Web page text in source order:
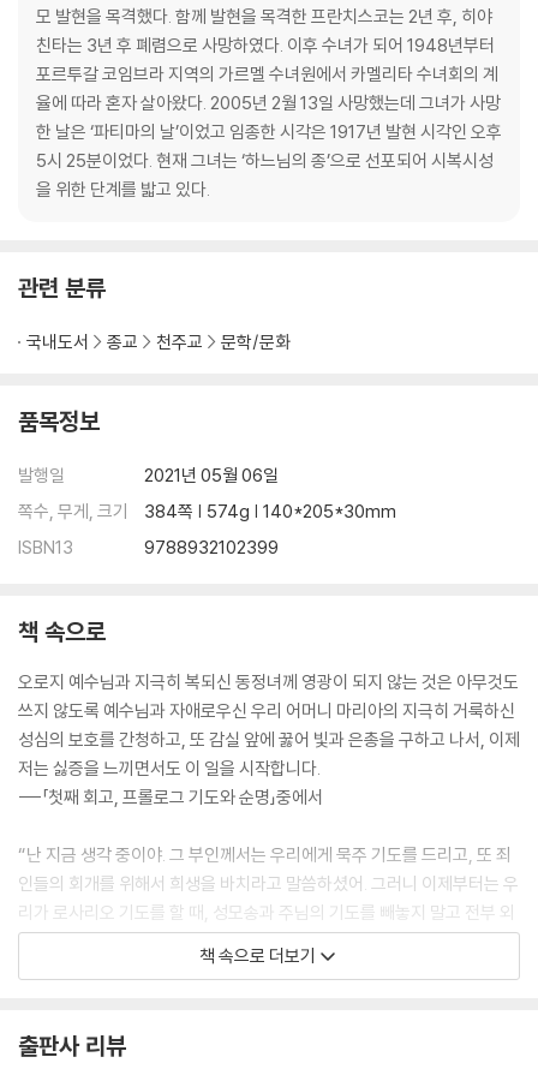
가족들의 반대 61
교황에 대한 사랑 64
오우렘 감옥에서 67
감옥 안에서의 묵주 기도 69
춤추기를 좋아하는 히야친타 70
2. 발현 후
거룩한 크루스 신부 75
히야친타를 통한 은혜 76
더욱 많은 희생을 79
히야친타의 병 81
오우렘 병원에서 86
알주스트렐로 돌아옴 87
리스본으로 떠남 92
첫째 회고 주 94
둘째 회고
서문 98
프롤로그 101
1. 발현 전
인기 있는 오락 105
첫영성체 108
로사리오의 모후께서 루치아에게 미소지으심 110
열렬한 기대 112
모 발현을 목격했다. 함께 발현을 목격한 프란치스코는 2년 후, 히야
친타는 3년 후 폐렴으로 사망하였다. 이후 수녀가 되어 1948년부터
포르투갈 코임브라 지역의 가르멜 수녀원에서 카멜리타 수녀회의 계
율에 따라 혼자 살아왔다. 2005년 2월 13일 사망했는데 그녀가 사망
한 날은 ‘파티마의 날’이었고 임종한 시각은 1917년 발현 시각인 오후
5시 25분이었다. 현재 그녀는 ‘하느님의 종’으로 선포되어 시복시성
을 위한 단계를 밟고 있다.
관련 분류
국내도서 종교 천주교 문학/문화
품목정보
발행일
2021년 05월 06일
쪽수, 무게, 크기
384쪽 | 574g | 140*205*30mm
ISBN13
9788932102399
책 속으로
오로지 예수님과 지극히 복되신 동정녀께 영광이 되지 않는 것은 아무것도
쓰지 않도록 예수님과 자애로우신 우리 어머니 마리아의 지극히 거룩하신
성심의 보호를 간청하고, 또 감실 앞에 꿇어 빛과 은총을 구하고 나서, 이제
저는 싫증을 느끼면서도 이 일을 시작합니다.
---「첫째 회고, 프롤로그 기도와 순명」중에서
“난 지금 생각 중이야. 그 부인께서는 우리에게 묵주 기도를 드리고, 또 죄
인들의 회개를 위해서 희생을 바치라고 말씀하셨어. 그러니 이제부터는 우
리가 로사리오 기도를 할 때, 성모송과 주님의 기도를 빼놓지 말고 전부 외
워야 할까 봐. 그런데 희생은… 그건 어떻게 하지?”
---「첫째 회고, 1. 히야친타의 성격 지옥에 대한 생각」중에서
“얘! 무엇인지는 모르겠지만 너희가 거기서 무엇을 보았다고들 하더라. 그
책 속으로 더보기
출판사 리뷰